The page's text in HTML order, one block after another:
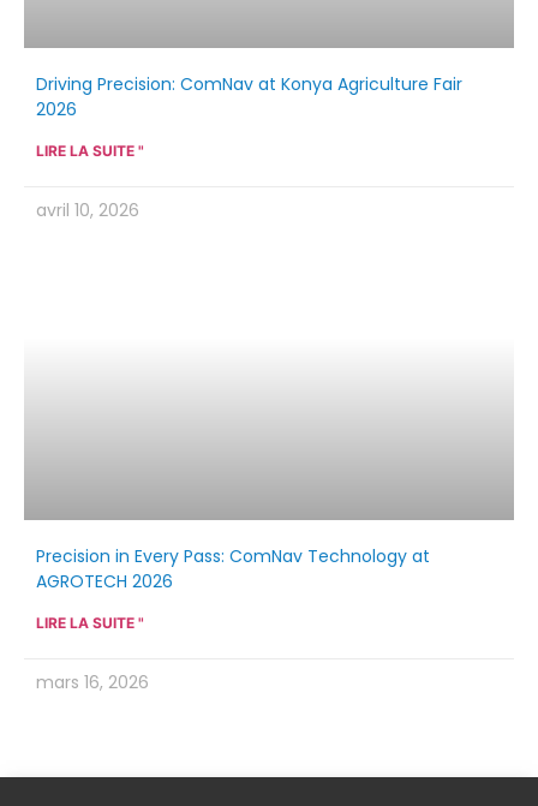
Driving Precision: ComNav at Konya Agriculture Fair
2026
LIRE LA SUITE "
avril 10, 2026
Precision in Every Pass: ComNav Technology at
AGROTECH 2026
LIRE LA SUITE "
mars 16, 2026